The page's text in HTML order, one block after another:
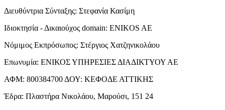
Διευθύντρια Σύνταξης: Στεφανία Κασίμη
Ιδιοκτησία - Δικαιούχος domain: ENIKOS AE
Νόμιμος Εκπρόσωπος: Στέργιος Χατζηνικολάου
Επωνυμία: ΕΝΙΚΟΣ ΥΠΗΡΕΣΙΕΣ ΔΙΑΔΙΚΤΥΟΥ ΑΕ
ΑΦΜ: 800384700 ΔΟΥ: ΚΕΦΟΔΕ ΑΤΤΙΚΗΣ
Έδρα: Πλαστήρα Νικολάου, Μαρούσι, 151 24